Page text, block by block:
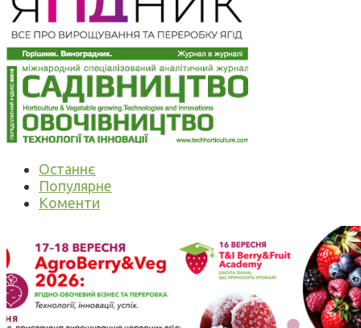
Останнє
Популярне
Коменти